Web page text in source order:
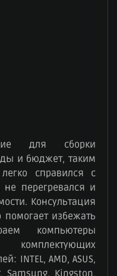
для сборки
и бюджет, таким
справился с
перегревался и
Консультация
избежать
компьютеры
INTEL, AMD, ASUS,
Samsung, Kingston,